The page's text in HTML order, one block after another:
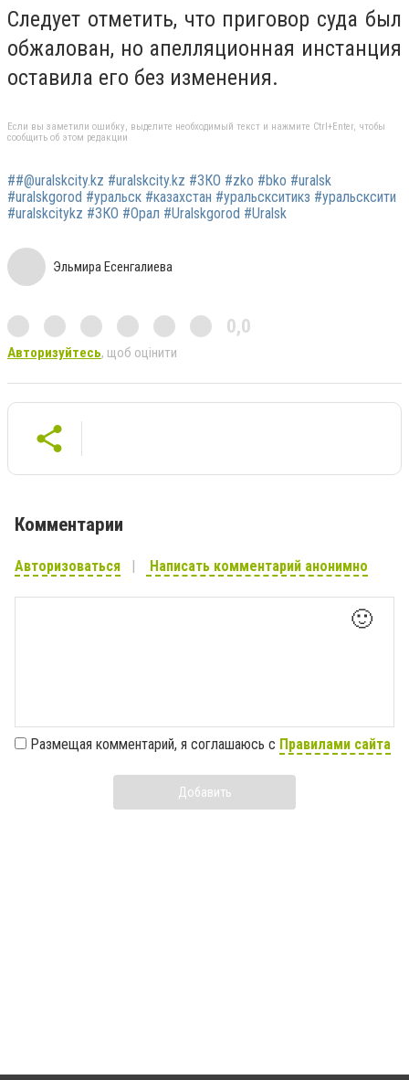
Следует отметить, что приговор суда был
обжалован, но апелляционная инстанция
оставила его без изменения.
Если вы заметили ошибку, выделите необходимый текст и нажмите Ctrl+Enter, чтобы
сообщить об этом редакции
##@uralskcity.kz #uralskcity.kz #ЗКО #zko #bko #uralsk
#uralskgorod #уральск #казахстан #уральскситикз #уральсксити
#uralskcitykz #ЗКО #Орал #Uralskgorod #Uralsk
Эльмира Есенгалиева
0,0
Авторизуйтесь, щоб оцінити
Комментарии
Авторизоваться Написать комментарий анонимно
🙂
Размещая комментарий, я соглашаюсь с Правилами сайта
Добавить